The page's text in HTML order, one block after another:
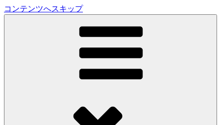
コンテンツへスキップ
LA VILLA ROUGE Blog